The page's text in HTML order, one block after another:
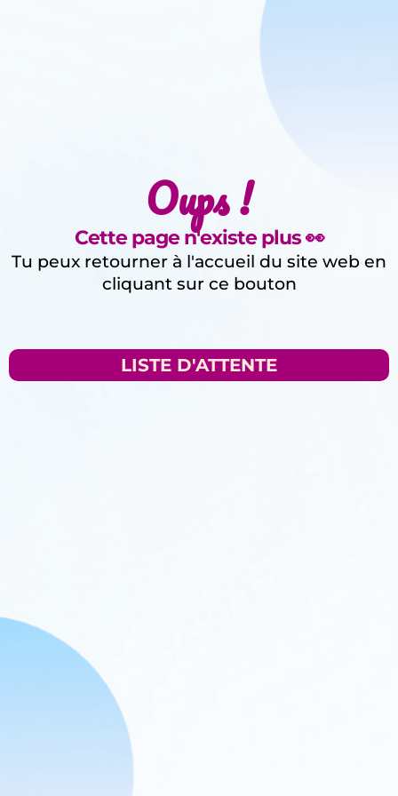
Oups !
Cette page n'existe plus 👀
Tu peux retourner à l'accueil du site web en
cliquant sur ce bouton
LISTE D'ATTENTE